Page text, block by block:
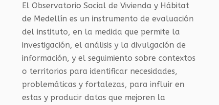
El Observatorio Social de Vivienda y Hábitat
de Medellín es un instrumento de evaluación
del instituto, en la medida que permite la
investigación, el análisis y la divulgación de
información, y el seguimiento sobre contextos
o territorios para identificar necesidades,
problemáticas y fortalezas, para influir en
estas y producir datos que mejoren la